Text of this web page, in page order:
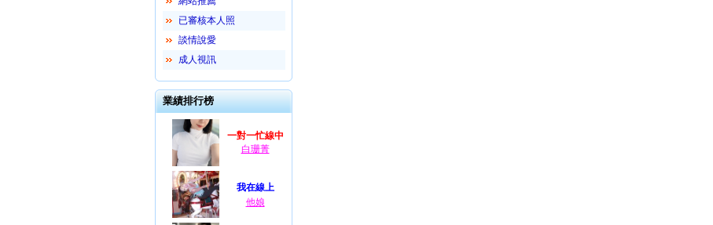
已審核本人照
談情說愛
成人視訊
業績排行榜
一對一忙線中
白珊菁
我在線上
他娘